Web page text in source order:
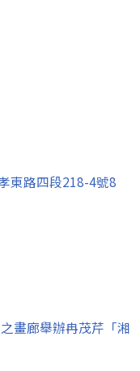
東路四段218-4號8
畫廊舉辦冉茂芹「湘